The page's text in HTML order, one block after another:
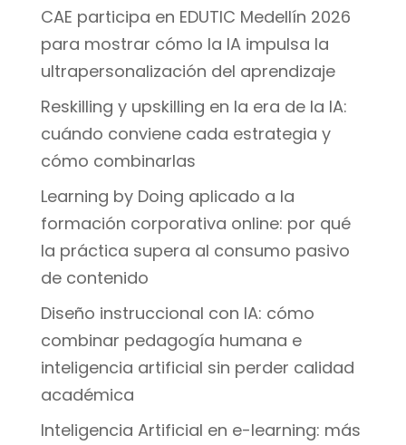
CAE participa en EDUTIC Medellín 2026
para mostrar cómo la IA impulsa la
ultrapersonalización del aprendizaje
Reskilling y upskilling en la era de la IA:
cuándo conviene cada estrategia y
cómo combinarlas
Learning by Doing aplicado a la
formación corporativa online: por qué
la práctica supera al consumo pasivo
de contenido
Diseño instruccional con IA: cómo
combinar pedagogía humana e
inteligencia artificial sin perder calidad
académica
Inteligencia Artificial en e-learning: más